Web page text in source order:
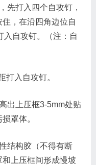
先打入四个自攻钉，
，在沿四角边位自
入自攻钉。（注：自
打入自攻钉。
出上压框3-5mm处贴
罩体。
结构胶（不得有断
上压框间形成慢坡